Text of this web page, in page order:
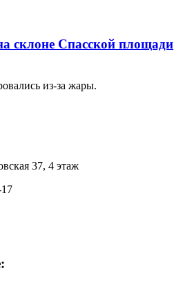
склоне Спасской площади
из-за жары.
37, 4 этаж